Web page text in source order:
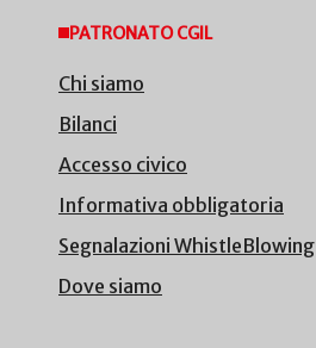
PATRONATO CGIL
Chi siamo
Bilanci
Accesso civico
Informativa obbligatoria
Segnalazioni WhistleBlowing
Dove siamo